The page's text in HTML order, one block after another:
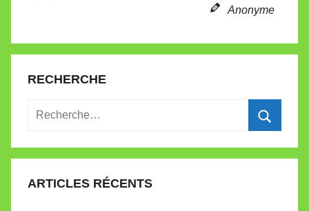
Anonyme
RECHERCHE
Recherche
:
ARTICLES RÉCENTS